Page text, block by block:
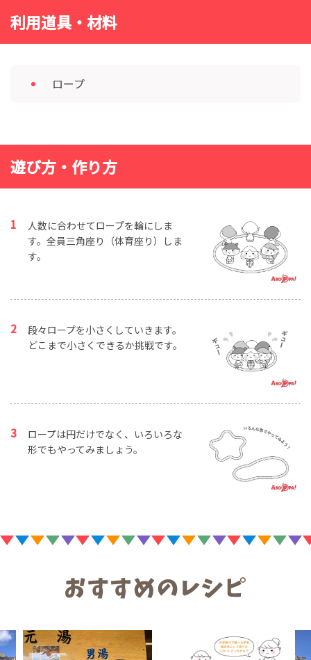
利用道具・材料
ロープ
遊び方・作り方
人数に合わせてロープを輪にしま
す。全員三角座り（体育座り）しま
す。
段々ロープを小さくしていきます。
どこまで小さくできるか挑戦です。
ロープは円だけでなく、いろいろな
形でもやってみましょう。